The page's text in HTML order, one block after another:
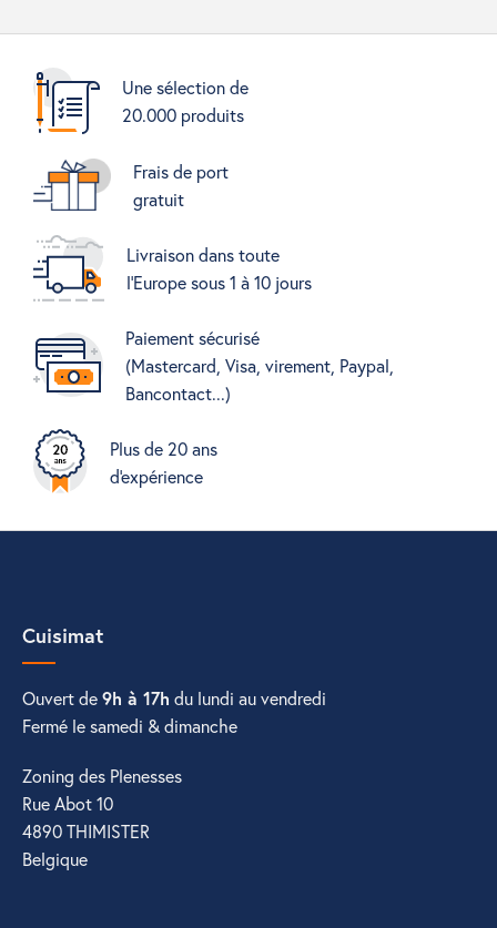
Une sélection de
20.000 produits
Frais de port
gratuit
Livraison dans toute
l'Europe sous 1 à 10 jours
Paiement sécurisé
(Mastercard, Visa, virement, Paypal,
Bancontact...)
Plus de 20 ans
d'expérience
Cuisimat
Ouvert de9h à 17h du lundi au vendredi
Fermé le samedi & dimanche
Zoning des Plenesses
Rue Abot 10
4890 THIMISTER
Belgique